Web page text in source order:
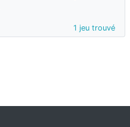
1 jeu trouvé